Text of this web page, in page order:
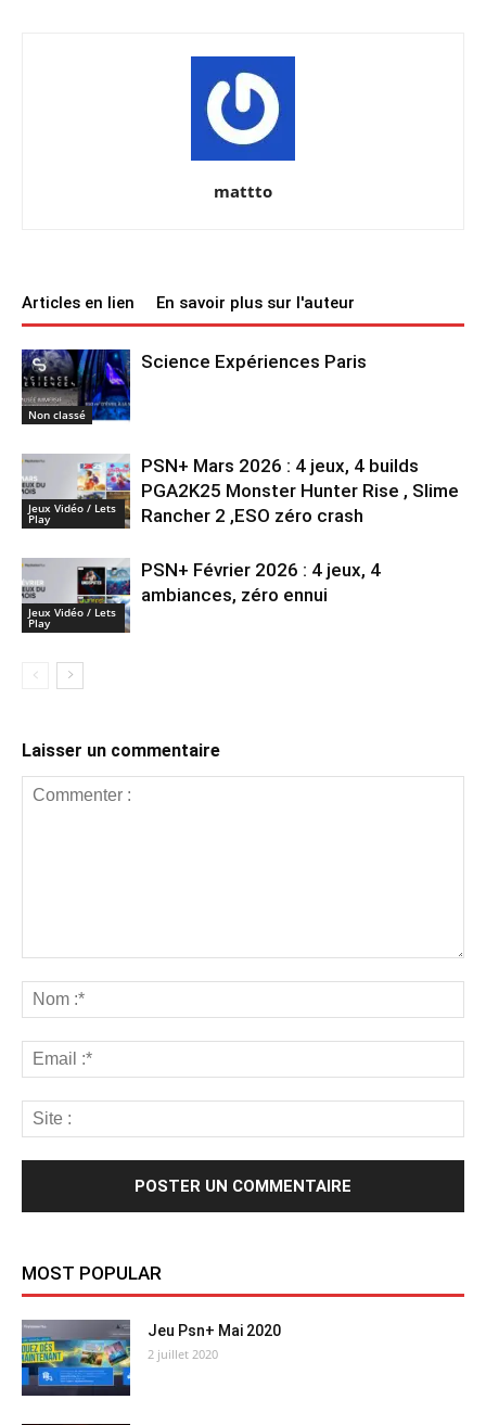
mattto
Articles en lien En savoir plus sur l'auteur
Non classé
Science Expériences Paris
Jeux Vidéo / Lets
Play
PSN+ Mars 2026 : 4 jeux, 4 builds
PGA2K25 Monster Hunter Rise , Slime
Rancher 2 ,ESO zéro crash
Jeux Vidéo / Lets
Play
PSN+ Février 2026 : 4 jeux, 4
ambiances, zéro ennui
Laisser un commentaire
MOST POPULAR
Jeu Psn+ Mai 2020
2 juillet 2020